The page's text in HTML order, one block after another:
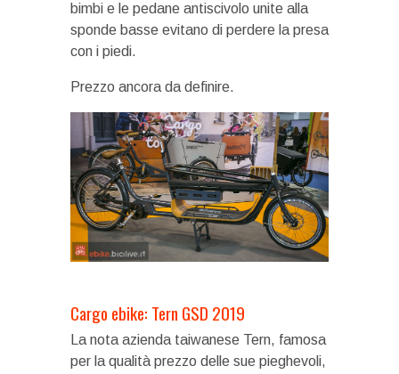
bimbi e le pedane antiscivolo unite alla
sponde basse evitano di perdere la presa
con i piedi.
Prezzo ancora da definire.
Cargo ebike: Tern GSD 2019
La nota azienda taiwanese Tern, famosa
per la qualità prezzo delle sue pieghevoli,